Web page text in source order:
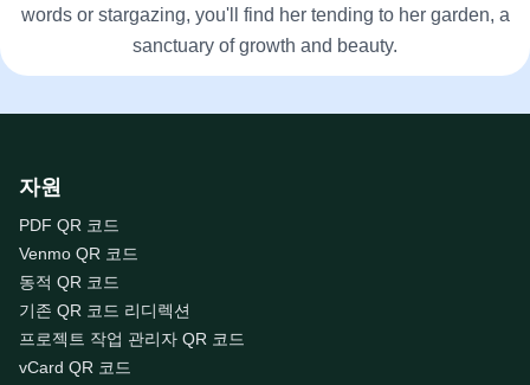
words or stargazing, you'll find her tending to her garden, a
sanctuary of growth and beauty.
자원
PDF QR 코드
Venmo QR 코드
동적 QR 코드
기존 QR 코드 리디렉션
프로젝트 작업 관리자 QR 코드
vCard QR 코드